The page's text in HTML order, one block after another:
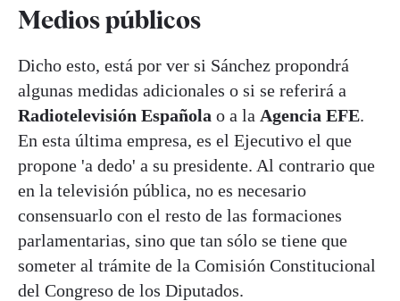
Medios públicos
Dicho esto, está por ver si Sánchez propondrá
algunas medidas adicionales o si se referirá a
Radiotelevisión Española o a la Agencia EFE.
En esta última empresa, es el Ejecutivo el que
propone 'a dedo' a su presidente. Al contrario que
en la televisión pública, no es necesario
consensuarlo con el resto de las formaciones
parlamentarias, sino que tan sólo se tiene que
someter al trámite de la Comisión Constitucional
del Congreso de los Diputados.